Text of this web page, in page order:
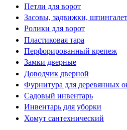
Петли для ворот
Засовы, задвижки,
Ролики для ворот
Пластиковая тара
Перфорированный крепеж
Замки дверные
Доводчик дверной
Фурнитура для деревянных
Садовый инвентарь
Инвентарь для уборки
Хомут сантехнический